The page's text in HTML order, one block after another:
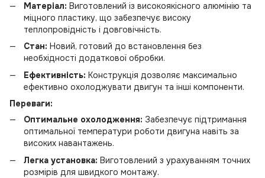
Матеріал: Виготовлений із високоякісного алюмінію та
міцного пластику, що забезпечує високу
теплопровідність і довговічність.
Стан: Новий, готовий до встановлення без
необхідності додаткової обробки.
Ефективність: Конструкція дозволяє максимально
ефективно охолоджувати двигун та інші компоненти.
Переваги:
Оптимальне охолодження: Забезпечує підтримання
оптимальної температури роботи двигуна навіть за
високих навантажень.
Легка установка: Виготовлений з урахуванням точних
розмірів для швидкого монтажу.